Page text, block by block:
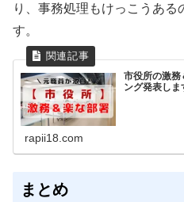
り、事務処理もけっこうあ
す。
市役所の激務
ング発表しま
rapii18.com
まとめ